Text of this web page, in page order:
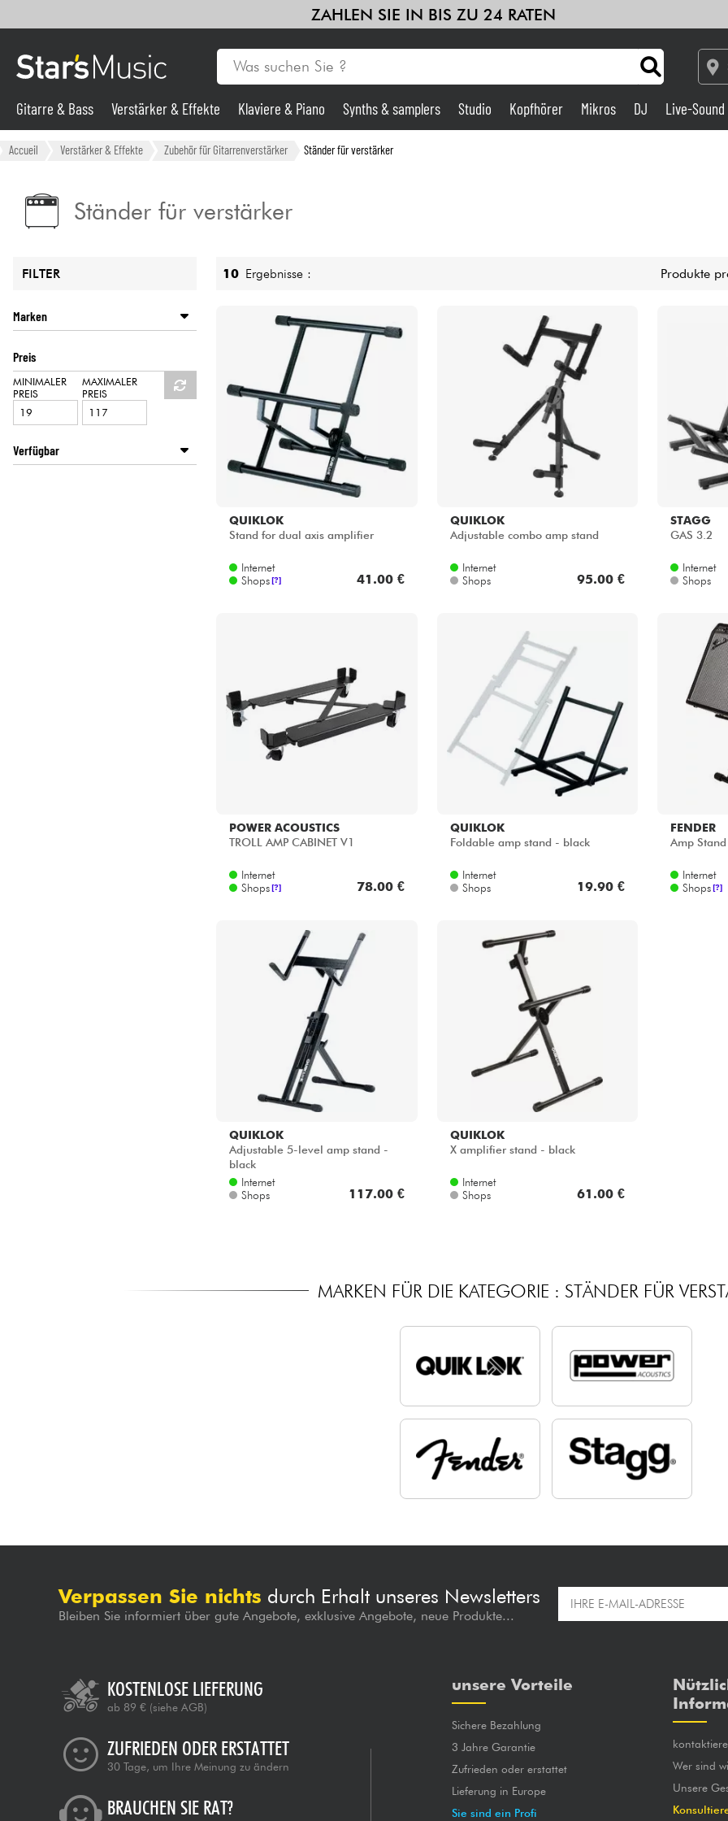
ZAHLEN SIE IN BIS ZU 24 RATEN
Gitarre & Bass
Violinen & Quartett
HiFi
Sehen Sie sich unsere Marken an
Gitarre & Bass Verstärker & Effekte Klaviere & Piano Synths & samplers Studio Kopfhörer Mikros DJ Live-Sound
Accueil Verstärker & Effekte Zubehör für Gitarrenverstärker Ständer für verstärker
Ständer für verstärker
FILTER
Marken
POWER ACOUSTICS
QUIKLOK
STAGG
Preis
MINIMALER
PREIS
MAXIMALER
PREIS
Verfügbar
10 Ergebnisse : Produkte
QUIKLOK
Stand for dual axis amplifier
Internet
Shops [?] 41.00 €
QUIKLOK
Adjustable combo amp stand
Internet
Shops
95.00 €
STAGG
GAS 3.2
Internet
Shops
POWER ACOUSTICS
TROLL AMP CABINET V1
Internet
Shops [?] 78.00 €
QUIKLOK
Foldable amp stand - black
Internet
Shops
19.90 €
FENDER
Amp
Internet
Shops [?]
QUIKLOK
Adjustable 5-level amp stand -
black
Internet
Shops
117.00 €
QUIKLOK
X amplifier stand - black
Internet
Shops
61.00 €
MARKEN FÜR DIE KATEGORIE : STÄNDER FÜR
Verpassen Sie nichts durch Erhalt unseres Newsletters
Bleiben Sie informiert über gute Angebote, exklusive Angebote, neue Produkte...
KOSTENLOSE LIEFERUNG
ab 89 € (siehe AGB)
ZUFRIEDEN ODER ERSTATTET
30 Tage, um Ihre Meinung zu ändern
BRAUCHEN SIE RAT?
unsere Vorteile
Sichere Bezahlung
3 Jahre Garantie
Zufrieden oder erstattet
Lieferung in Europe
Sie sind ein Profi
Wer sind
Unsere